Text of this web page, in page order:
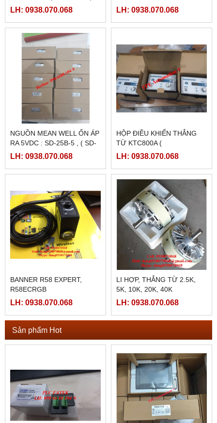
LH: 0938.070.068 LH: 0938.070.068
NGUỒN MEAN WELL ỔN ÁP
RA 5VDC : SD-25B-5 , ( SD-
25B-12, SD-25B-24)
LH: 0938.070.068
HỘP ĐIỀU KHIỂN THẮNG
TỪ KTC800A (
24VDC/4AMPE)
LH: 0938.070.068
BANNER R58 EXPERT,
R58ECRGB
LH: 0938.070.068
LI HỢP, THẮNG TỪ 2.5K,
5K, 10K, 20K, 40K
LH: 0938.070.068
Sản phẩm Hot